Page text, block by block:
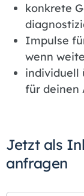
konkrete
Impulse
wenn
individuell
für deinen
Jetzt als
anfragen